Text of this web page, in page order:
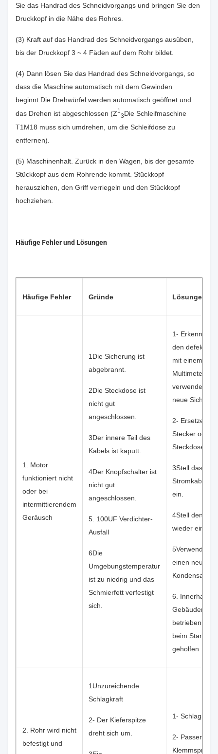
Sie das Handrad des Schneidvorgangs und bringen Sie den
Druckkopf in die Nähe des Rohres.
(3) Kraft auf das Handrad des Schneidvorgangs ausüben,
bis der Druckkopf 3 ~ 4 Fäden auf dem Rohr bildet.
(4) Dann lösen Sie das Handrad des Schneidvorgangs, so
dass die Maschine automatisch mit dem Gewinden
beginnt.Die Drehwürfel werden automatisch geöffnet und
das Drehen ist abgeschlossen (Z1
3Die Schleifmaschine
T1M18 muss sich umdrehen, um die Schleifdose zu
entfernen).
(5) Maschinenhalt. Zurück in den Wagen, bis der gesamte
Stückkopf aus dem Rohrende kommt. Stückkopf
herausziehen, den Griff verriegeln und den Stückkopf
hochziehen.
Häufige Fehler und Lösungen
Häufige Fehler Gründe Lösungen
1. Motor
funktioniert nicht
oder bei
intermittierendem
Geräusch
1Die Sicherung ist
abgebrannt.
2Die Steckdose ist
nicht gut
angeschlossen.
3Der innere Teil des
Kabels ist kaputt.
4Der Knopfschalter ist
nicht gut
angeschlossen.
5. 100UF Verdichter-
Ausfall
6Die
Umgebungstemperatur
ist zu niedrig und das
Schmierfett verfestigt
sich.
1- Erkennen
den defekten
mit einem
Multimeter und
verwenden
neue
2- Ersetzen
Stecker oder
Steckdose
3Stell das
Stromkabel
ein.
4Stell den
wieder ein.
5Verwenden
einen neuen
Kondensator.
6. Innerhalb
Gebäuden
betrieben oder
beim Starten
geholfen
2. Rohr wird nicht
befestigt und
1Unzureichende
Schlagkraft
2- Der Kieferspitze
dreht sich um.
1- Schlag hart.
2- Passen Sie
Klemmspitze